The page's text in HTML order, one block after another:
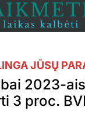
JŪSŲ
2023-
3 proc.